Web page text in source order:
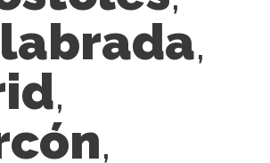
,
,
,